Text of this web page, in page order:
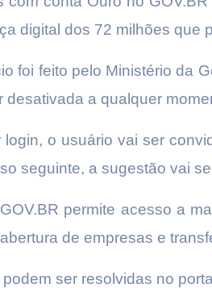
digital dos 72 milhões que
foi feito pelo Ministério da
desativada a qualquer
login, o usuário vai ser
seguinte, a sugestão vai
permite acesso a
de empresas e
ser resolvidas no portal